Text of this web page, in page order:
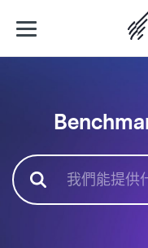
價格方案